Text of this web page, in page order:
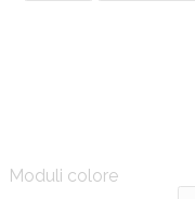
Moduli colore